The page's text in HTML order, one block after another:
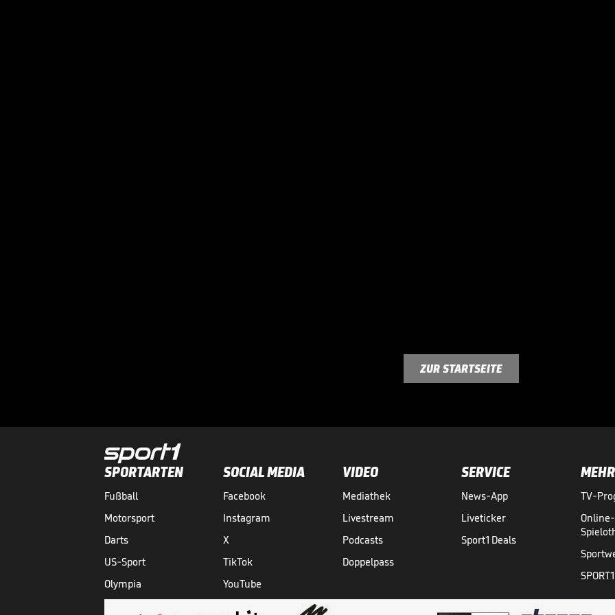
ZUR STARTSEITE
SPORTARTEN
Fußball
Motorsport
Darts
US-Sport
Olympia
SOCIAL MEDIA
Facebook
Instagram
X
TikTok
YouTube
VIDEO
Mediathek
Livestream
Podcasts
Doppelpass
SERVICE
News-App
Liveticker
Sport1 Deals
MEHR
TV-